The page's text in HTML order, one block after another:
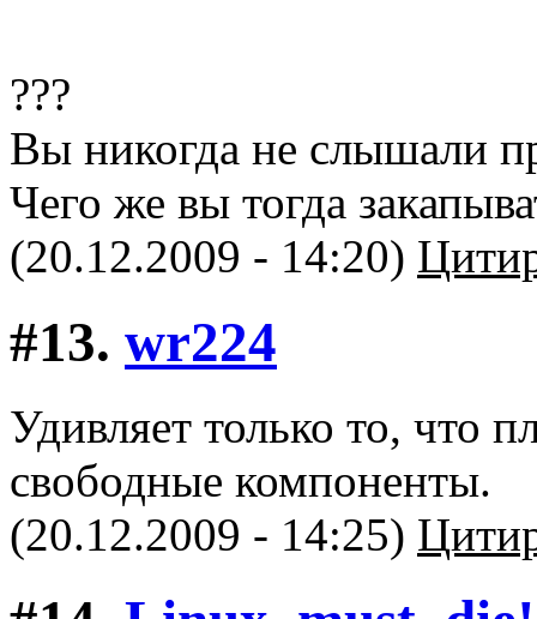
???
Вы никогда не слышали
Чего же вы тогда
(20.12.2009 - 14:20)
#13. wr224
Удивляет только то, что
свободные компоненты.
(20.12.2009 - 14:25)